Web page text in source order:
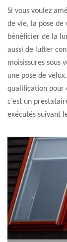
Si vous voulez
de vie, la pose de
bénéficier de la
aussi de lutter
moisissures sous
une pose de
qualification pour
c’est un
exécutés suivant